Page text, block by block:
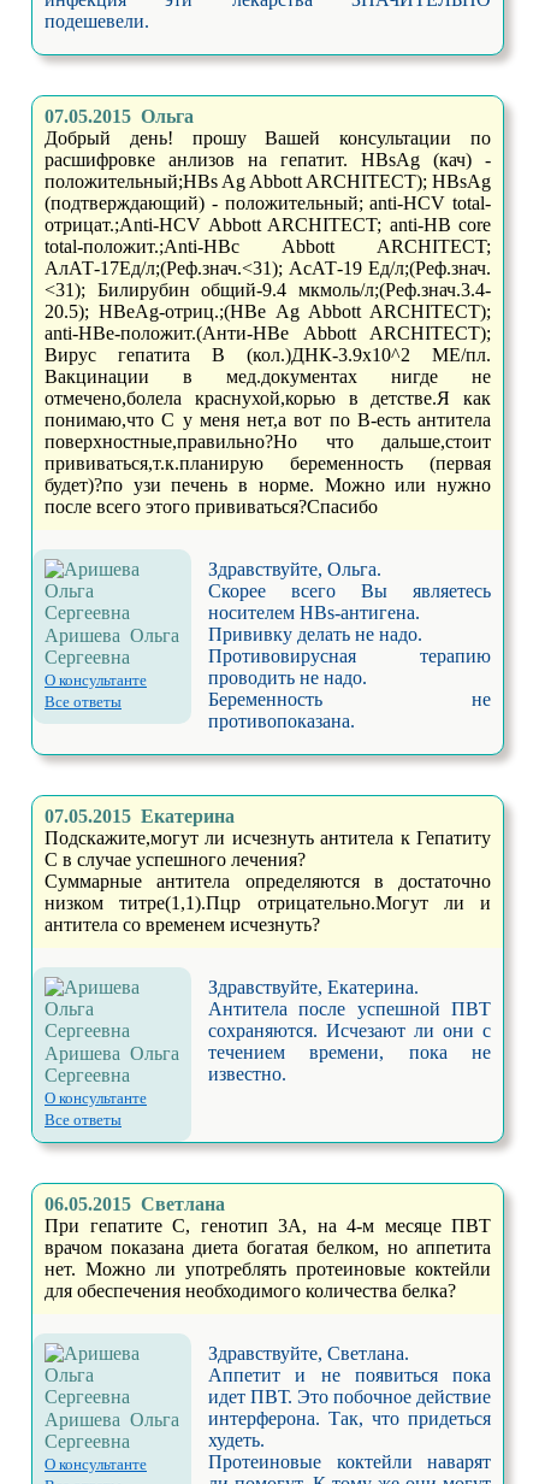
подешевели.
07.05.2015 Ольга
Добрый день! прошу Вашей консультации по
расшифровке анлизов на гепатит. HBsAg (кач) -
положительный;HBs Ag Abbott ARCHITECT); HBsAg
(подтверждающий) - положительный; anti-HCV total-
отрицат.;Anti-HCV Abbott ARCHITECT; anti-HB core
total-положит.;Anti-HBc Abbott ARCHITECT;
АлАТ-17Ед/л;(Реф.знач.<31); АсАТ-19 Ед/л;(Реф.знач.
<31); Билирубин общий-9.4 мкмоль/л;(Реф.знач.3.4-
20.5); HBeAg-отриц.;(HBe Ag Abbott ARCHITECT);
anti-HBe-положит.(Анти-HBe Abbott ARCHITECT);
Вирус гепатита В (кол.)ДНК-3.9х10^2 МЕ/пл.
Вакцинации в мед.документах нигде не
отмечено,болела краснухой,корью в детстве.Я как
понимаю,что С у меня нет,а вот по В-есть антитела
поверхностные,правильно?Но что дальше,стоит
прививаться,т.к.планирую беременность (первая
будет)?по узи печень в норме. Можно или нужно
после всего этого прививаться?Спасибо
Аришева Ольга
Сергеевна
О консультанте
Все ответы
Здравствуйте, Ольга.
Скорее всего Вы являетесь
носителем HBs-антигена.
Прививку делать не надо.
Противовирусная терапию
проводить не надо.
Беременность не
противопоказана.
07.05.2015 Екатерина
Подскажите,могут ли исчезнуть антитела к Гепатиту
С в случае успешного лечения?
Суммарные антитела определяются в достаточно
низком титре(1,1).Пцр отрицательно.Могут ли и
антитела со временем исчезнуть?
Аришева Ольга
Сергеевна
О консультанте
Все ответы
Здравствуйте, Екатерина.
Антитела после успешной ПВТ
сохраняются. Исчезают ли они с
течением времени, пока не
известно.
06.05.2015 Светлана
При гепатите С, генотип 3А, на 4-м месяце ПВТ
врачом показана диета богатая белком, но аппетита
нет. Можно ли употреблять протеиновые коктейли
для обеспечения необходимого количества белка?
Аришева Ольга
Сергеевна
О консультанте
Здравствуйте, Светлана.
Аппетит и не появиться пока
идет ПВТ. Это побочное действие
интерферона. Так, что придеться
худеть.
Протеиновые коктейли наварят